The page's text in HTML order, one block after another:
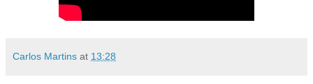
Carlos Martins at 13:28